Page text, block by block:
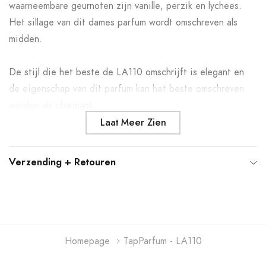
waarneembare geurnoten zijn vanille, perzik en lychees.
Het sillage van dit dames parfum wordt omschreven als
midden.
De stijl die het beste de LA110 omschrijft is elegant en
de eigenschap van dit parfum kan het beste omschreven
Laat Meer Zien
Verzending + Retouren
Homepage TapParfum - LA110